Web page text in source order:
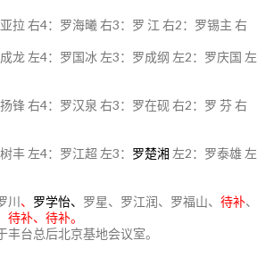
拉 右4：罗海曦 右3：罗 江 右2：罗锡主 右
龙 左4：罗国冰 左3：罗成纲 左2：罗庆国 左
锋 右4：罗汉泉 右3：罗在砚 右2：罗 芬 右
丰 左4：罗江超 左3： 罗楚湘 左2：罗泰雄 左
川 、 罗学怡、 罗星、罗江润、罗福山、 待补、
待补、待补。
台总后北京基地会议室。